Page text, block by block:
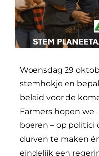
Woensdag 29
stemhokje en
beleid voor de
Farmers hopen we
boeren – op
durven te maken
eindelijk een